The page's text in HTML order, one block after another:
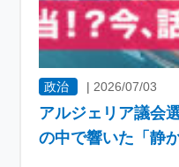
政治 | 2026/07/03
アルジェリア議会
の中で響いた「静